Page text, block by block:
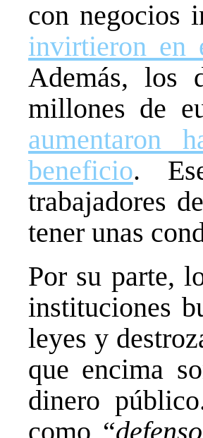
con negocios
invirtieron en
Además, los
millones de
aumentaron
beneficio.
trabajadores
tener unas
Por su parte,
instituciones
leyes y
que encima
dinero
como “